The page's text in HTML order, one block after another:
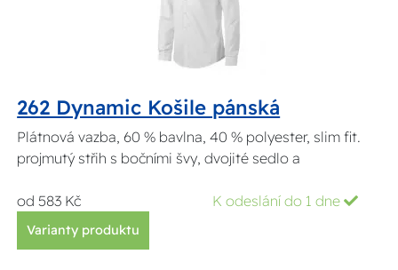
262 Dynamic Košile pánská
Plátnová vazba, 60 % bavlna, 40 % polyester, slim fit.
projmutý střih s bočními švy, dvojité sedlo a
od 583 Kč K odeslání do 1 dne
Varianty produktu